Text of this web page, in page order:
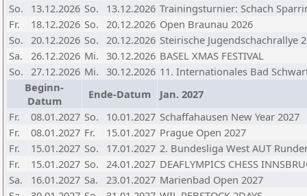
So.
13.12.2026 So. 13.12.2026 Trainingsturnier: Schach
Fr.
18.12.2026 So. 20.12.2026 Open Braunau 2026
So. 20.12.2026 So. 20.12.2026 Steirische Jugendschachrallye
Sa.
26.12.2026 Mi. 30.12.2026 BASEL XMAS FESTIVAL
So. 27.12.2026 Mi. 30.12.2026 11. Internationales Bad
Beginn-
Datum
Ende-Datum
Jan. 2027
Fr.
08.01.2027 So. 10.01.2027 Schaffahausen New Year 2027
Fr.
08.01.2027 Fr. 15.01.2027 Prague Open 2027
Fr.
15.01.2027 So. 17.01.2027 2. Bundesliga West AUT
Fr.
15.01.2027 So. 24.01.2027 DEAFLYMPICS CHESS
Sa.
16.01.2027 Sa. 23.01.2027 Marienbad Open 2027